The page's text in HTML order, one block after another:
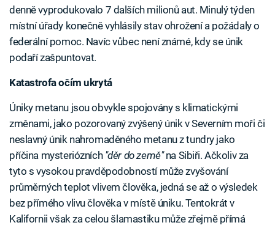
denně vyprodukovalo 7 dalších milionů aut. Minulý týden
místní úřady konečně vyhlásily stav ohrožení a požádaly o
federální pomoc. Navíc vůbec není známé, kdy se únik
podaří zašpuntovat.
Katastrofa očím ukrytá
Úniky metanu jsou obvykle spojovány s klimatickými
změnami, jako pozorovaný zvýšený únik v Severním moři či
neslavný únik nahromaděného metanu z tundry jako
příčina mysteriózních "děr do země"na Sibiři. Ačkoliv za
tyto s vysokou pravděpodobností může zvyšování
průměrných teplot vlivem člověka, jedná se až o výsledek
bez přímého vlivu člověka v místě úniku. Tentokrát v
Kalifornii však za celou šlamastiku může zřejmě přímá